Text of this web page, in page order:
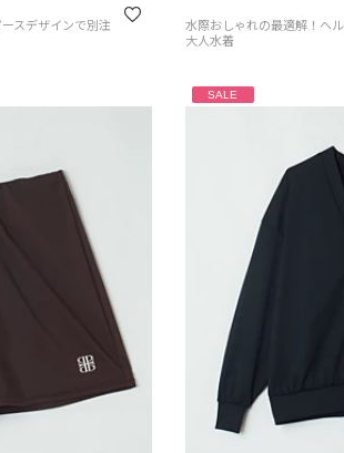
スデザインで別注
水際おしゃれの最適解！ヘ
大人水着
SALE